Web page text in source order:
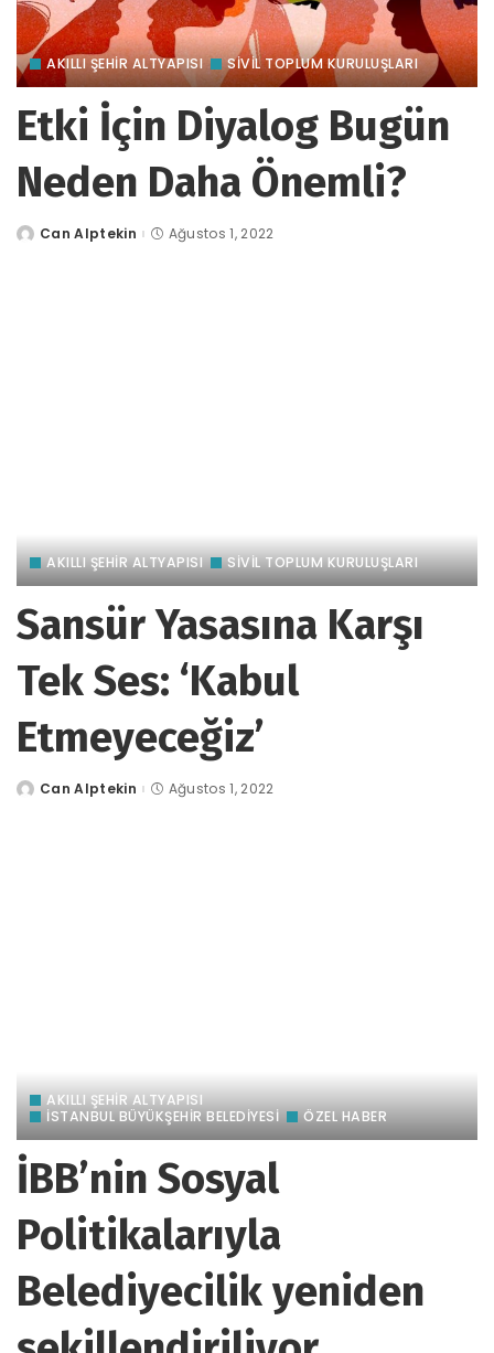
AKILLI ŞEHİR ALTYAPISI SİVİL TOPLUM KURULUŞLARI
Etki İçin Diyalog Bugün
Neden Daha Önemli?
tarafından
Can Alptekin Ağustos 1, 2022
AKILLI ŞEHİR ALTYAPISI SİVİL TOPLUM KURULUŞLARI
Sansür Yasasına Karşı
Tek Ses: ‘Kabul
Etmeyeceğiz’
tarafından
Can Alptekin Ağustos 1, 2022
AKILLI ŞEHİR ALTYAPISI
İSTANBUL BÜYÜKŞEHİR BELEDİYESİ
ÖZEL HABER
İBB’nin Sosyal
Politikalarıyla
Belediyecilik yeniden